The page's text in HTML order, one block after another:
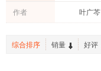
作者 叶广芩
综合排序 销量 好评